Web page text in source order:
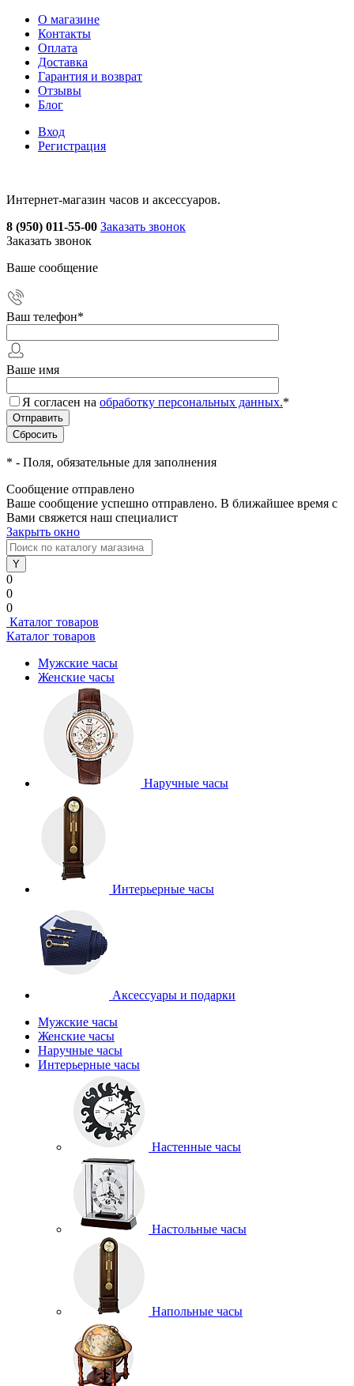
О магазине
Контакты
Оплата
Доставка
Гарантия и возврат
Отзывы
Блог
Вход
Регистрация
Интернет-магазин часов и аксессуаров.
8 (950) 011-55-00 Заказать звонок
Заказать звонок
Ваше сообщение
Ваш телефон*
Ваше имя
Я согласен на обработку персональных данных.*
* - Поля, обязательные для заполнения
Сообщение отправлено
Ваше сообщение успешно отправлено. В ближайшее время с
Вами свяжется наш специалист
Закрыть окно
0
0
0
Каталог товаров
Каталог товаров
Мужские часы
Женские часы
Наручные часы
Интерьерные часы
Аксессуары и подарки
Мужские часы
Женские часы
Наручные часы
Интерьерные часы
Настенные часы
Настольные часы
Напольные часы